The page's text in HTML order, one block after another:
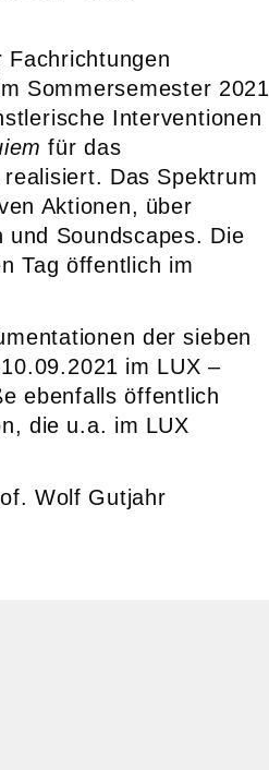
Fachrichtungen
Sommersemester 2021
Interventionen
für das
Das Spektrum
Aktionen, über
Soundscapes. Die
Tag öffentlich im
der sieben
im LUX –
ebenfalls öffentlich
die u.a. im LUX
Wolf Gutjahr